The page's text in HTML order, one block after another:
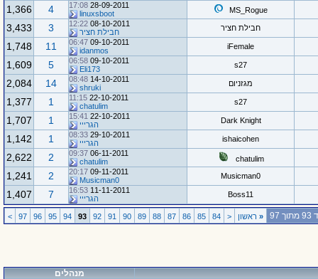
MS_Rogue
28-09-2011
17:08
linuxsboot
4
1,366
חבילת חציר 08-10-2011
12:22
חבילת חציר
3
3,433
iFemale
09-10-2011
06:47
idanmos
11
1,748
s27
09-10-2011
06:58
Eli173
5
1,609
מגזניום 14-10-2011
08:48
shruki
14
2,084
s27
22-10-2011
11:15
chatulim
1
1,377
Dark Knight
22-10-2011
15:41
הגרייי
1
1,707
ishaicohen
29-10-2011
08:33
הגרייי
1
1,142
chatulim
06-11-2011
09:37
chatulim
2
2,622
Musicman0
09-11-2011
20:17
Musicman0
2
1,241
Boss11
11-11-2011
16:53
הגרייי
7
1,407
97
«ראשון <
84
85
86
87
88
89
90
91
92
93
94
95
96
97
>
מנהלים